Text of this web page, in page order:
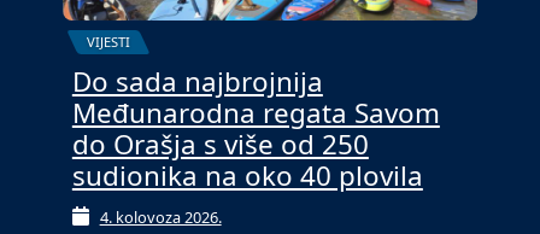
VIJESTI
Do sada najbrojnija
Međunarodna regata Savom
do Orašja s više od 250
sudionika na oko 40 plovila
4. kolovoza 2026.